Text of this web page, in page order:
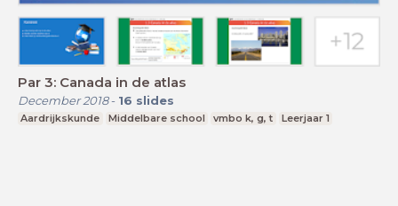
Par 3: Canada in de atlas
December 2018- 16 slides
Aardrijkskunde Middelbare school vmbo k, g, t Leerjaar 1